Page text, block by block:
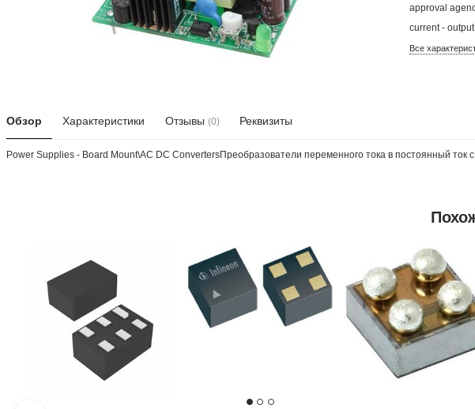
approval
current -
Все
Обзор Характеристики Отзывы (0) Реквизиты
Power Supplies - Board Mount\AC DC ConvertersПреобразователи переменного тока в постоянный ток